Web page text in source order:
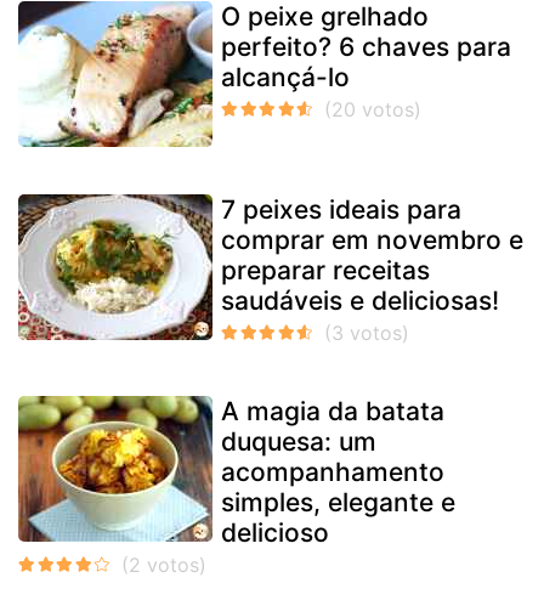
O peixe grelhado
perfeito? 6 chaves para
alcançá-lo
7 peixes ideais para
comprar em novembro e
preparar receitas
saudáveis e deliciosas!
A magia da batata
duquesa: um
acompanhamento
simples, elegante e
delicioso